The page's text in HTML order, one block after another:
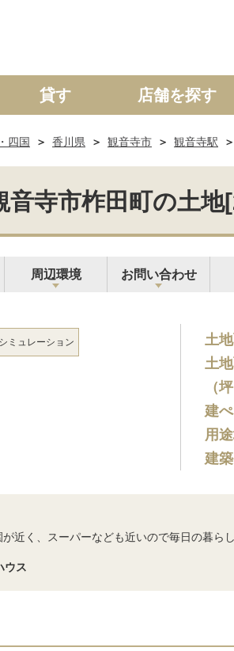
マンション 土地
貸す 店舗を探す
四国 香川県 観音寺市 観音寺駅
音寺市柞田町の土地
周辺環境 お問い合わせ
シミュレーション 土
土
（坪
建
用
建
近く、スーパーなども近いので毎日の暮ら
ウス